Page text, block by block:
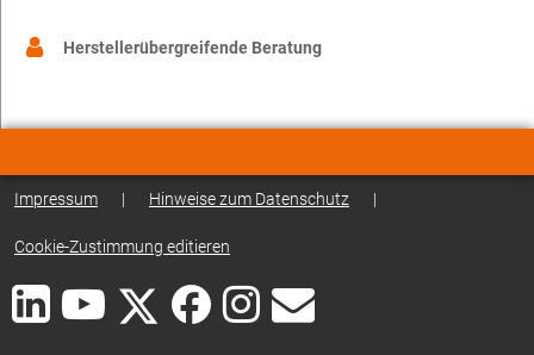
Herstellerübergreifende Beratung
Impressum | Hinweise zum Datenschutz |
Cookie-Zustimmung editieren